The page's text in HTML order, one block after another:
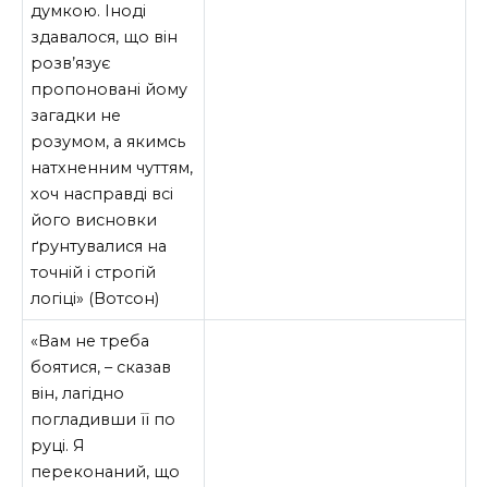
думкою. Іноді
здавалося, що він
розв’язує
пропоновані йому
загадки не
розумом, а якимсь
натхненним чуттям,
хоч насправді всі
його висновки
ґрунтувалися на
точній і строгій
логіці» (Вотсон)
«Вам не треба
боятися, – сказав
він, лагідно
погладивши її по
руці. Я
переконаний, що